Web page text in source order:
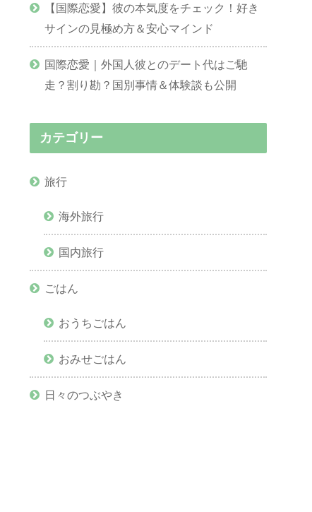
【国際恋愛】彼の本気度をチェック！好き
サインの見極め方＆安心マインド
国際恋愛｜外国人彼とのデート代はご馳
走？割り勘？国別事情＆体験談も公開
カテゴリー
旅行
海外旅行
国内旅行
ごはん
おうちごはん
おみせごはん
日々のつぶやき